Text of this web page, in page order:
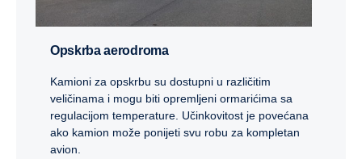
Opskrba aerodroma
Kamioni za opskrbu su dostupni u različitim
veličinama i mogu biti opremljeni ormarićima sa
regulacijom temperature. Učinkovitost je povećana
ako kamion može ponijeti svu robu za kompletan
avion.